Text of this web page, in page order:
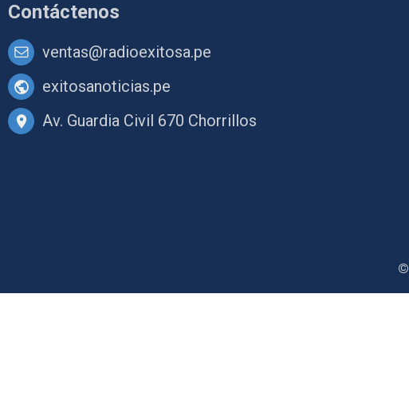
Contáctenos
ventas@radioexitosa.pe
exitosanoticias.pe
Av. Guardia Civil 670 Chorrillos